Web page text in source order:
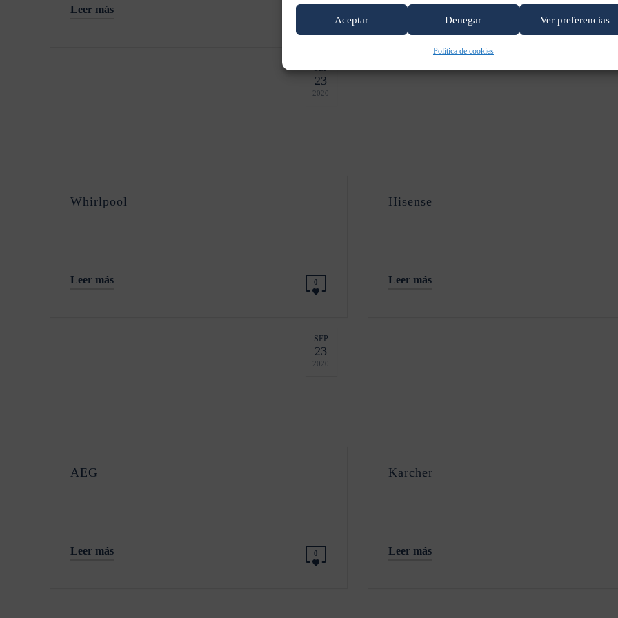
Aceptar Denegar Ver preferencias
Política de cookies
Leer más Leer más
SEP
23
2020
Whirlpool
Leer más 0
Hisense
Leer más
SEP
23
2020
AEG
Leer más 0
Karcher
Leer más